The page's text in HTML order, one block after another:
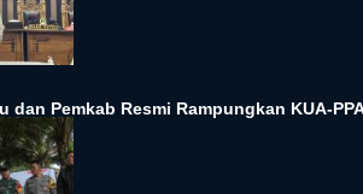
dan Pemkab Resmi Rampungkan KUA-